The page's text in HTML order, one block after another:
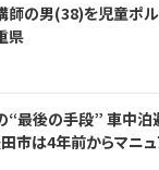
師の男(38)を児童ポ
県
“最後の手段” 車中泊
は4年前からマニュアル作
｢エコノミークラス症